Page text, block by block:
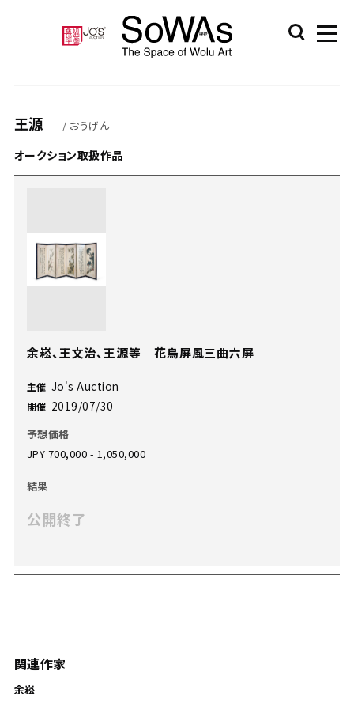
王源 / おうげん
関連作家
余崧
オークション取扱作品
余崧、王文治、王源等 花鳥屏風三曲六屏
主催 Jo's Auction
開催 2019/07/30
予想価格
JPY 700,000 - 1,050,000
結果
公開終了